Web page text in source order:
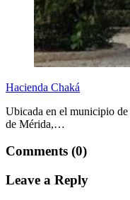
Hacienda Chaká
Ubicada en el municipio
de Mérida,…
Comments (0)
Leave a Reply